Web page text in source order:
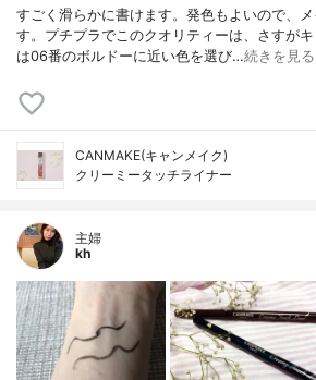
すごく滑らかに書けます。発色もよいので、
す。プチプラでこのクオリティーは、さすが
は06番のボルドーに近い色を選び…続きを見る
CANMAKE(キャンメイク)
クリーミータッチライナー
主婦
kh